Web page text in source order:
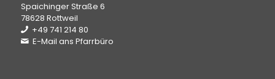
Spaichinger Straße 6
78628 Rottweil
+49 741 214 80
E-Mail ans Pfarrbüro